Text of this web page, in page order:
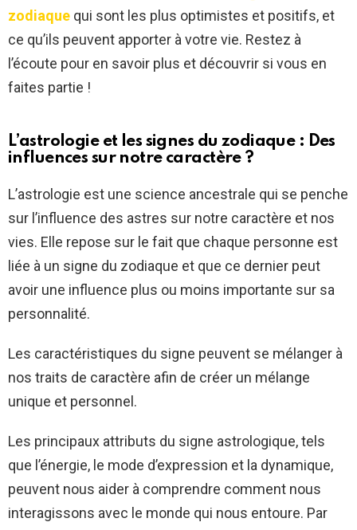
zodiaque qui sont les plus optimistes et positifs, et
ce qu’ils peuvent apporter à votre vie. Restez à
l’écoute pour en savoir plus et découvrir si vous en
faites partie !
L’astrologie et les signes du zodiaque : Des
influences sur notre caractère ?
L’astrologie est une science ancestrale qui se penche
sur l’influence des astres sur notre caractère et nos
vies. Elle repose sur le fait que chaque personne est
liée à un signe du zodiaque et que ce dernier peut
avoir une influence plus ou moins importante sur sa
personnalité.
Les caractéristiques du signe peuvent se mélanger à
nos traits de caractère afin de créer un mélange
unique et personnel.
Les principaux attributs du signe astrologique, tels
que l’énergie, le mode d’expression et la dynamique,
peuvent nous aider à comprendre comment nous
interagissons avec le monde qui nous entoure. Par